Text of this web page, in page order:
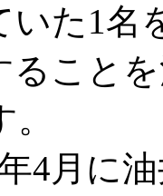
いた1名
ること
4月に